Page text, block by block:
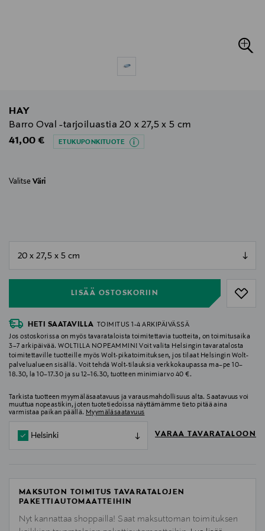
HAY
Barro Oval -tarjoiluastia 20 x 27,5 x 5 cm
Original Price
41,00 € ETUKUPONKITUOTE
Valitse Väri
LISÄÄ OSTOSKORIIN
HETI SAATAVILLA
TOIMITUS 1-4 ARKIPÄIVÄSSÄ
Jos ostoskorissa on myös tavarataloista toimitettavia tuotteita, on toimitusaika
3–7 arkipäivää. WOLTILLA NOPEAMMIN! Voit valita Helsingin tavaratalosta
toimitettaville tuotteille myös Wolt-pikatoimituksen, jos tilaat Helsingin Wolt-
palvelualueen sisällä. Voit tehdä Wolt-tilauksia verkkokaupassa ma–pe 10–
18.30, la 10–17.30 ja su 12–16.30, tuotteen minimiarvo 40 €.
Tarkista tuotteen myymäläsaatavuus ja varausmahdollisuus alta. Saatavuus voi
muuttua nopeastikin, joten tuotetiedoissa näyttämämme tieto pitää aina
varmistaa paikan päällä. Myymäläsaatavuus
Helsinki VARAA TAVARATALOON
MAKSUTON TOIMITUS TAVARATALOJEN
PAKETTIAUTOMAATTEIHIN
Nyt kannattaa shoppailla! Saat maksuttoman toimituksen